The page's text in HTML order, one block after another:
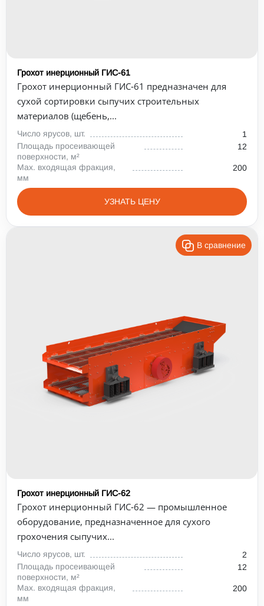
Грохот инерционный ГИС-61
Грохот инерционный ГИС‑61 предназначен для
сухой сортировки сыпучих строительных
материалов (щебень,...
Число ярусов, шт.
1
Площадь просеивающей
поверхности, м²
12
Max. входящая фракция,
мм
200
УЗНАТЬ ЦЕНУ
В сравнение
Грохот инерционный ГИС-62
Грохот инерционный ГИС‑62 — промышленное
оборудование, предназначенное для сухого
грохочения сыпучих...
Число ярусов, шт.
2
Площадь просеивающей
поверхности, м²
12
Max. входящая фракция,
мм
200